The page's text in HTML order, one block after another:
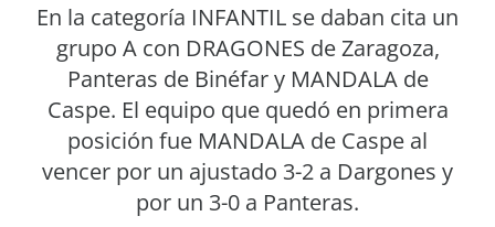
En la categoría INFANTIL se daban cita un
grupo A con DRAGONES de Zaragoza,
Panteras de Binéfar y MANDALA de
Caspe. El equipo que quedó en primera
posición fue MANDALA de Caspe al
vencer por un ajustado 3-2 a Dargones y
por un 3-0 a Panteras.